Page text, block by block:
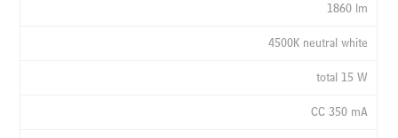
1860 lm
4500K neutral white
total 15 W
CC 350 mA